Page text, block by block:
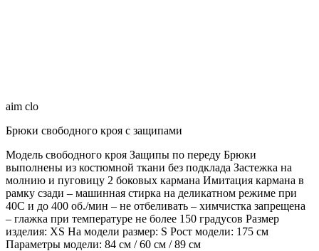
aim clo
Брюки свободного кроя с защипами
Модель свободного кроя Защипы по переду Брюки
выполнены из костюмной ткани без подклада Застежка на
молнию и пуговицу 2 боковых кармана Имитация кармана в
рамку сзади – машинная стирка на деликатном режиме при
40С и до 400 об./мин – не отбеливать – химчистка запрещена
– глажка при температуре не более 150 градусов Размер
изделия: XS На модели размер: S Рост модели: 175 см
Параметры модели: 84 см / 60 см / 89 см